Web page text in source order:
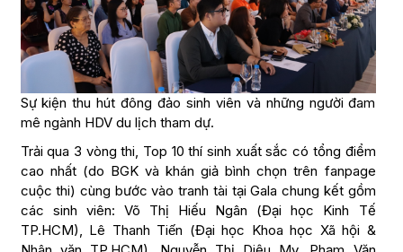
Sự kiện thu hút đông đảo sinh viên và những người đam
mê ngành HDV du lịch tham dự.
Trải qua 3 vòng thi, Top 10 thí sinh xuất sắc có tổng điểm
cao nhất (do BGK và khán giả bình chọn trên fanpage
cuộc thi) cùng bước vào tranh tài tại Gala chung kết gồm
các sinh viên: Võ Thị Hiếu Ngân (Đại học Kinh Tế
TP.HCM), Lê Thanh Tiến (Đại học Khoa học Xã hội &